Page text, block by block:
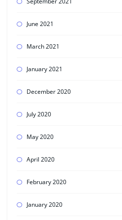
June 2021
March 2021
January 2021
December 2020
July 2020
May 2020
April 2020
February 2020
January 2020